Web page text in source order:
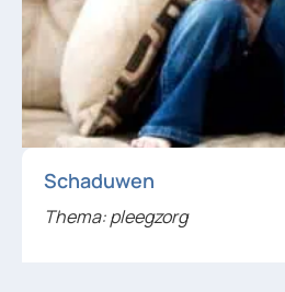
Schaduwen
Thema: pleegzorg